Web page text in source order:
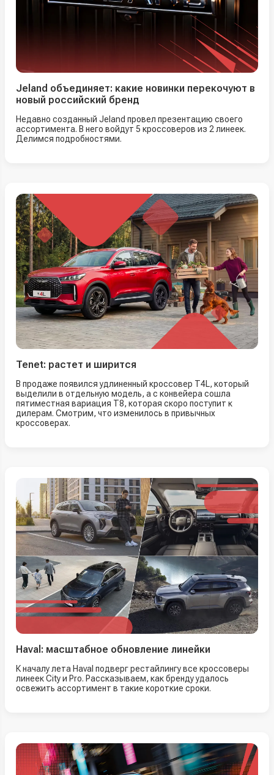
Jeland объединяет: какие новинки перекочуют в
новый российский бренд
Недавно созданный Jeland провел презентацию своего
ассортимента. В него войдут 5 кроссоверов из 2 линеек.
Делимся подробностями.
Tenet: растет и ширится
В продаже появился удлиненный кроссовер T4L, который
выделили в отдельную модель, а с конвейера сошла
пятиместная вариация T8, которая скоро поступит к
дилерам. Смотрим, что изменилось в привычных
кроссоверах.
Haval: масштабное обновление линейки
К началу лета Haval подверг рестайлингу все кроссоверы
линеек City и Pro. Рассказываем, как бренду удалось
освежить ассортимент в такие короткие сроки.